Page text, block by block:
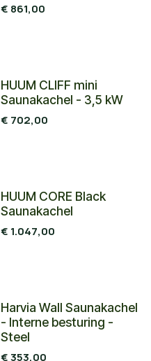
€ 861,00
HUUM CLIFF mini
Saunakachel - 3,5 kW
€ 702,00
HUUM CORE Black
Saunakachel
€ 1.047,00
Harvia Wall Saunakachel
- Interne besturing -
Steel
€353,00